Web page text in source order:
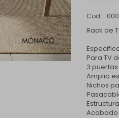
Rack de
Para TV
3
Amplio
Nichos
Acabado